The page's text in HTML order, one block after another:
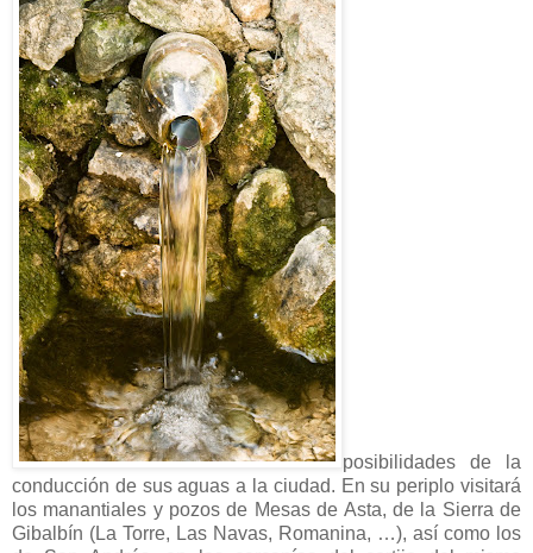
posibilidades de la
conducción de sus aguas a la ciudad. En su periplo visitará
los manantiales y pozos de Mesas de Asta, de la Sierra de
Gibalbín (La Torre, Las Navas, Romanina, …), así como los